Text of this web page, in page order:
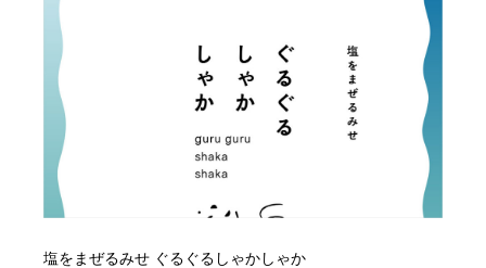
塩をまぜるみせ ぐるぐるしゃかしゃか